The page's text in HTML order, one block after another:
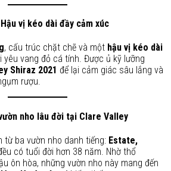
vị kéo dài đầy cảm xúc
, cấu trúc chặt chẽ và một hậu vị kéo dài
vang đỏ cá tính. Được ủ kỹ lưỡng
Shiraz 2021 để lại cảm giác sâu lắng và
rượu.
nho lâu đời tại Clare Valley
từ ba vườn nho danh tiếng: Estate,
có tuổi đời hơn 38 năm. Nhờ thổ
ôn hòa, những vườn nho này mang đến